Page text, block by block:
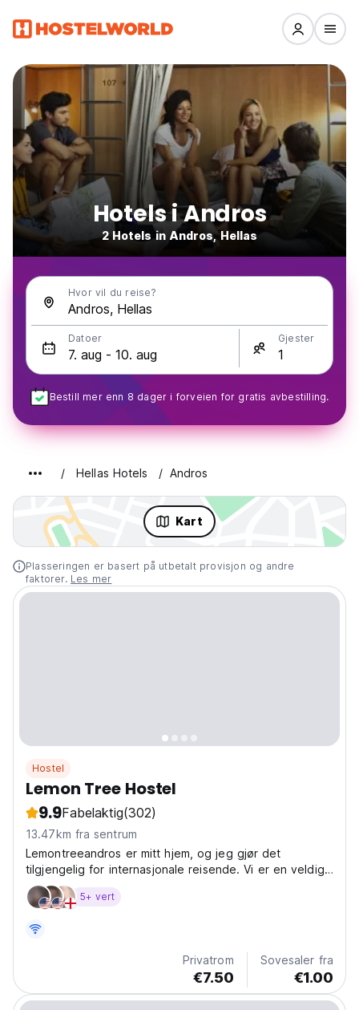
Hotels i Andros
2 Hotels in Andros, Hellas
Hvor vil du reise?
Datoer Gjester
Bestill mer enn 8 dager i forveien for gratis avbestilling.
Hellas Hotels Andros
Kart
Plasseringen er basert på utbetalt provisjon og andre
faktorer. Les mer
Hostel
Lemon Tree Hostel
9.9Fabelaktig(302)
13.47km fra sentrum
Lemontreeandros er mitt hjem, og jeg gjør det
tilgjengelig for internasjonale reisende. Vi er en veldig
liten egenart
5+ vert
Privatrom
€7.50
Sovesaler fra
€1.00